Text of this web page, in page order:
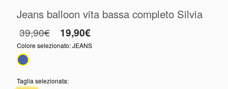
Jeans balloon vita bassa completo Silvia
39,90€ 19,90€
Colore selezionato:JEANS
Taglia selezionata: